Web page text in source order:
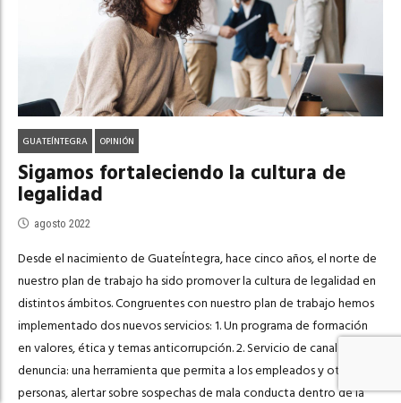
GUATEÍNTEGRA OPINIÓN
Sigamos fortaleciendo la cultura de
legalidad
agosto 2022
Desde el nacimiento de GuateÍntegra, hace cinco años, el norte de
nuestro plan de trabajo ha sido promover la cultura de legalidad en
distintos ámbitos. Congruentes con nuestro plan de trabajo hemos
implementado dos nuevos servicios: 1. Un programa de formación
en valores, ética y temas anticorrupción. 2. Servicio de canal de
denuncia: una herramienta que permita a los empleados y otras
personas, alertar sobre sospechas de mala conducta dentro de la